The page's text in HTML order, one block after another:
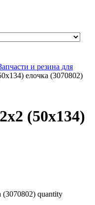
и резина для
елочка (3070802)
(50х134)
quantity